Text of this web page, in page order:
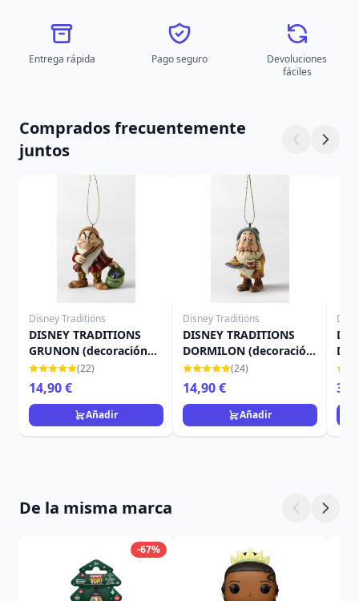
Entrega rápida Pago seguro
Devoluciones
fáciles
Comprados frecuentemente
juntos
Disney Traditions
DISNEY TRADITIONS
GRUNON (decoración
del árbol)(22)
14,90 €
Añadir
Disney Traditions
DISNEY TRADITIONS
DORMILON (decoración
del árbol)(24)
14,90 €
Añadir
De la misma marca
-67%